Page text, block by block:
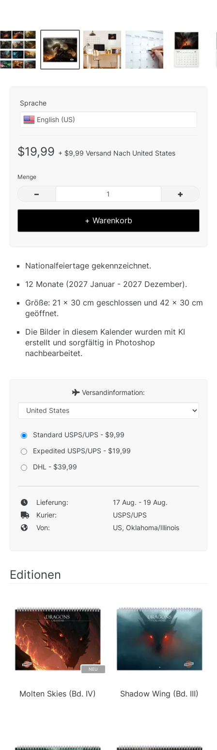
Sprache
$19,99 + $9,99 Versand Nach United States
Menge
– +
+ Warenkorb
Nationalfeiertage gekennzeichnet.
12 Monate (2027 Januar - 2027 Dezember).
Größe: 21 x 30 cm geschlossen und 42 x 30 cm
geöffnet.
Die Bilder in diesem Kalender wurden mit KI
erstellt und sorgfältig in Photoshop
nachbearbeitet.
Versandinformation:
Standard USPS/UPS - $9,99
Expedited USPS/UPS - $19,99
DHL - $39,99
Lieferung:
17 Aug. - 19 Aug.
Kurier:
USPS/UPS
Von:
US, Oklahoma/Illinois
Editionen
NEU
Molten Skies (Bd. IV) Shadow Wing (Bd. III)